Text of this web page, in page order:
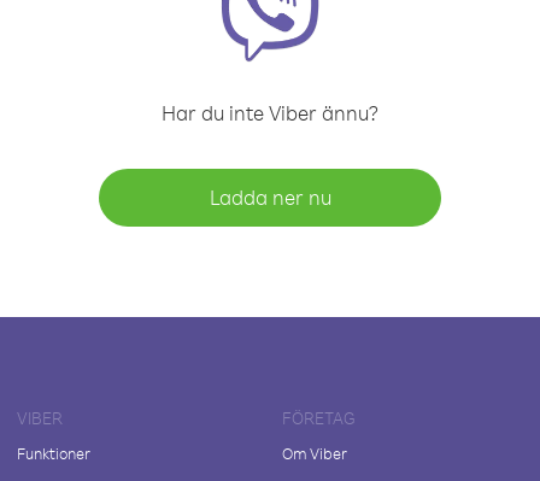
Har du inte Viber ännu?
Ladda ner nu
VIBER
Funktioner
FÖRETAG
Om Viber